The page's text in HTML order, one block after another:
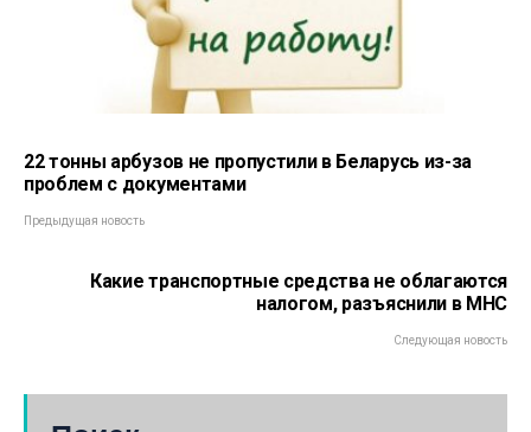
22 тонны арбузов не пропустили в Беларусь из-за
проблем с документами
Предыдущая новость
Какие транспортные средства не облагаются
налогом, разъяснили в МНС
Следующая новость